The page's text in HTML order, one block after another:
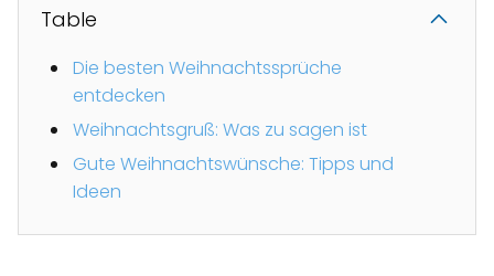
Table
Die besten Weihnachtssprüche
entdecken
Weihnachtsgruß: Was zu sagen ist
Gute Weihnachtswünsche: Tipps und
Ideen